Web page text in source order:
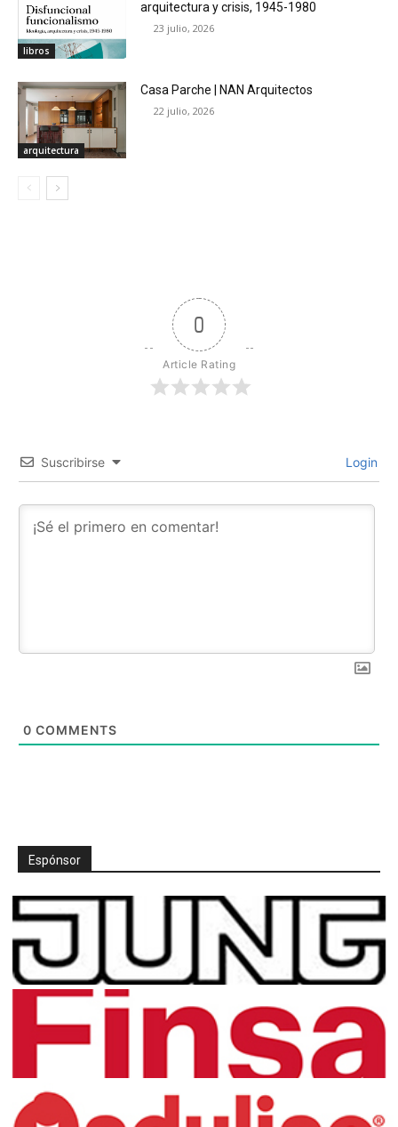
libros
arquitectura y crisis, 1945-1980
23 julio, 2026
arquitectura
Casa Parche | NAN Arquitectos
22 julio, 2026
0
Article Rating
Suscribirse Login
0 COMMENTS
Espónsor